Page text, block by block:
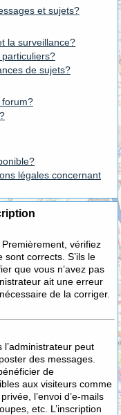
et sujets?
la surveillance?
de sujets?
forum?
légales concernant
vérifiez
sont corrects. S’ils le
que vous n’avez pas
ait une erreur
de la corriger.
peut
des messages.
de
aux visiteurs comme
l’envoi d’e-mails
etc. L’inscription